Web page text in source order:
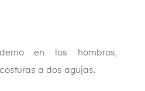
en los hombros,
a dos agujas.